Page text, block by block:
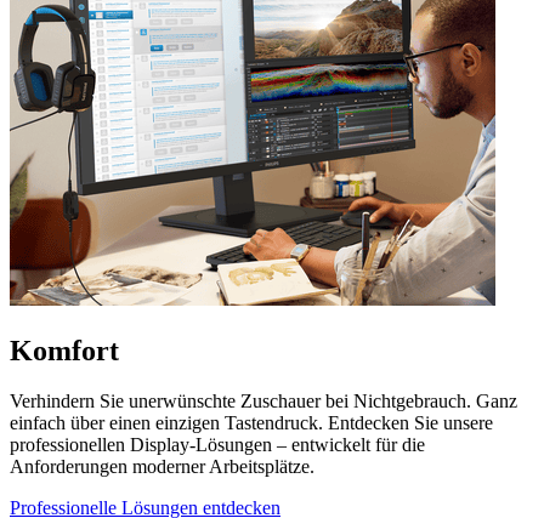
Komfort
Verhindern Sie unerwünschte Zuschauer bei Nichtgebrauch. Ganz
einfach über einen einzigen Tastendruck. Entdecken Sie unsere
professionellen Display-Lösungen – entwickelt für die
Anforderungen moderner Arbeitsplätze.
Professionelle Lösungen entdecken